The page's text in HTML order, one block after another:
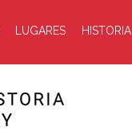
LUGARES HISTORIA